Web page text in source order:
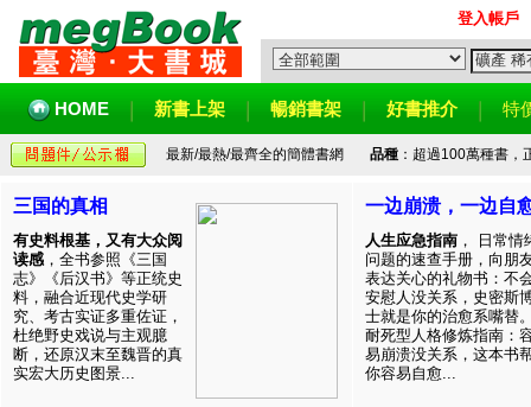
登入帳戶
HOME 新書上架 暢銷書架 好書推介 特
最新/最熱/最齊全的簡體書網 品種：超過100萬種書，
三国的真相
有史料根基，又有大众阅
读感 ，全书参照《三国
志》《后汉书》等正统史
料，融合近现代史学研
究、考古实证多重佐证，
杜绝野史戏说与主观臆
断，还原汉末至魏晋的真
实宏大历史图景...
一边崩溃，一边自
人生应急指南 ， 日常情
问题的速查手册，向朋
表达关心的礼物书：不
安慰人没关系，史密斯
士就是你的治愈系嘴替
耐死型人格修炼指南：
易崩溃没关系，这本书
你容易自愈...